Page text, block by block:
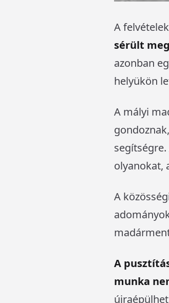
A
sérült
azonban
helyükön
A mályi
olyanokat,
A
A
munka